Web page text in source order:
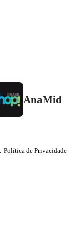
AnaMid
Política de Privacidade